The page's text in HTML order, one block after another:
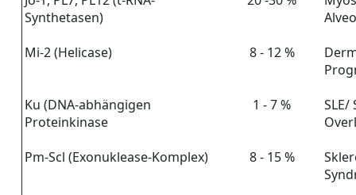
Synthetasen)
Mi-2 (Helicase)
8 - 12 %
Ku (DNA-abhängigen
Proteinkinase
1 - 7 %
Pm-Scl (Exonuklease-Komplex)
8 - 15 %